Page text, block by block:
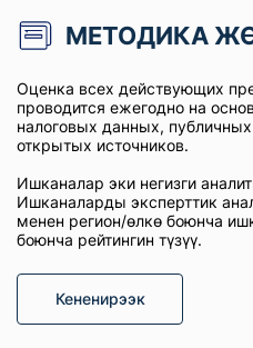
МЕТОДИКА
Оценка всех действующих
проводится ежегодно на
налоговых данных,
открытых источников.
Ишканалар эки негизги
Ишканаларды эксперттик
менен регион/өлкө боюнча
боюнча рейтингин түзүү.
Кененирээк